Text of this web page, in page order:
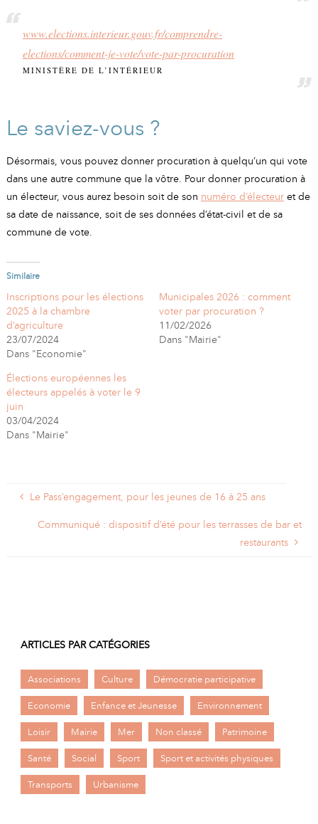
www.elections.interieur.gouv.fr/comprendre-
elections/comment-je-vote/vote-par-procuration
MINISTÈRE DE L’INTÉRIEUR
Le saviez-vous ?
Désormais, vous pouvez donner procuration à quelqu’un qui vote
dans une autre commune que la vôtre. Pour donner procuration à
un électeur, vous aurez besoin soit de son numéro d’électeuret de
sa date de naissance, soit de ses données d’état-civil et de sa
commune de vote.
Similaire
Inscriptions pour les élections
2025 à la chambre
d’agriculture
23/07/2024
Dans "Economie"
Municipales 2026 : comment
voter par procuration ?
11/02/2026
Dans "Mairie"
Élections européennes les
électeurs appelés à voter le 9
juin
03/04/2024
Dans "Mairie"
Le Pass’engagement, pour les jeunes de 16 à 25 ans
Communiqué : dispositif d’été pour les terrasses de bar et
restaurants
ARTICLES PAR CATÉGORIES
Associations Culture Démocratie participative
Economie Enfance et Jeunesse Environnement
Loisir Mairie Mer Non classé Patrimoine
Santé Social Sport Sport et activités physiques
Transports Urbanisme